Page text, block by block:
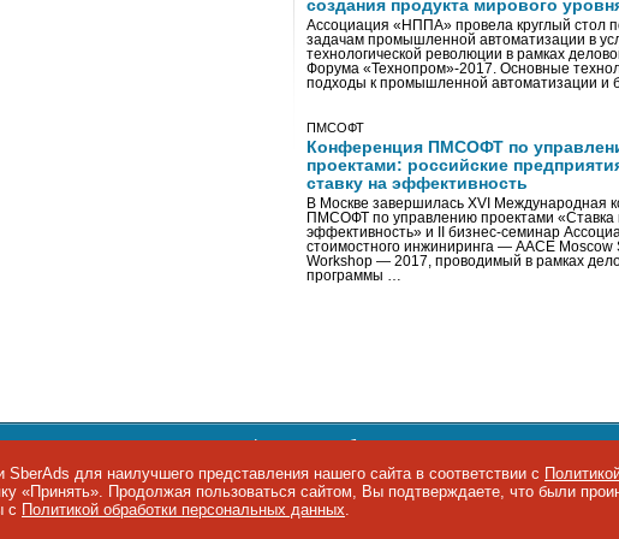
создания продукта мирового
Ассоциация «НППА» провела круглый стол
задачам промышленной автоматизации в
технологической революции в рамках
Форума «Технопром»-2017. Основные
подходы к промышленной автоматизации и
ПМСОФТ
Конференция ПМСОФТ по
проектами: российские
ставку на эффективность
В Москве завершилась XVI Международная
ПМСОФТ по управлению проектами «Ставка
эффективность» и II бизнес-семинар
стоимостного инжиниринга — AACE Moscow
Workshop — 2017, проводимый в рамках
программы …
персональных данных,информация об авторских правах и порядке
+7 495 974-22-60. Факс: +7 495 974-22-63. E-mail:
siteeditor@iemag.ru
IT-рынка
для наилучшего представления нашего сайта в соответствии с
«Принять». Продолжая пользоваться сайтом, Вы подтверждаете, что были
с Политикой обработки персональных данных.